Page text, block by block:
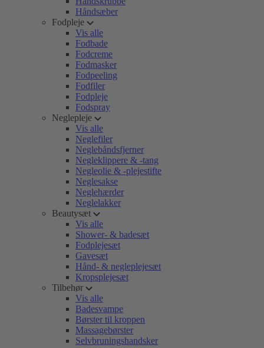
Håndsæber
Fodpleje
Vis alle
Fodbade
Fodcreme
Fodmasker
Fodpeeling
Fodfiler
Fodpleje
Fodspray
Neglepleje
Vis alle
Neglefiler
Neglebåndsfjerner
Negleklippere & -tang
Negleolie & -plejestifte
Neglesakse
Neglehærder
Neglelakker
Beautysæt
Vis alle
Shower- & badesæt
Fodplejesæt
Gavesæt
Hånd- & negleplejesæt
Kropsplejesæt
Tilbehør
Vis alle
Badesvampe
Børster til kroppen
Massagebørster
Selvbruningshandsker